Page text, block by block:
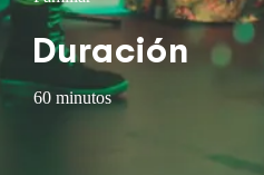
Duración
60 minutos